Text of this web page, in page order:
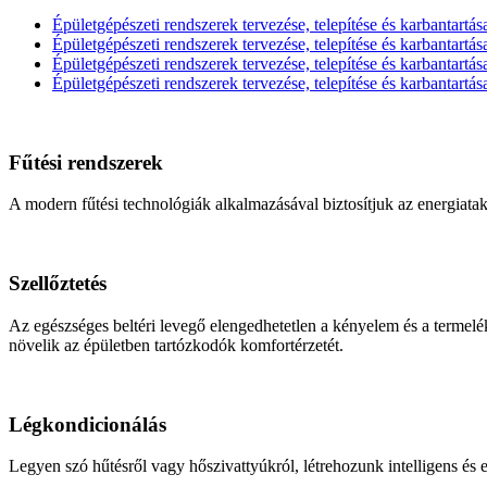
Épületgépészeti rendszerek tervezése, telepítése és
Épületgépészeti rendszerek tervezése, telepítése és
Épületgépészeti rendszerek tervezése, telepítése és
Épületgépészeti rendszerek tervezése, telepítése és
Fűtési rendszerek
A modern fűtési technológiák alkalmazásával biztosítjuk az
Szellőztetés
Az egészséges beltéri levegő elengedhetetlen a kényelem és a
növelik az épületben tartózkodók komfortérzetét.
Légkondicionálás
Legyen szó hűtésről vagy hőszivattyúkról, létrehozunk intelligens